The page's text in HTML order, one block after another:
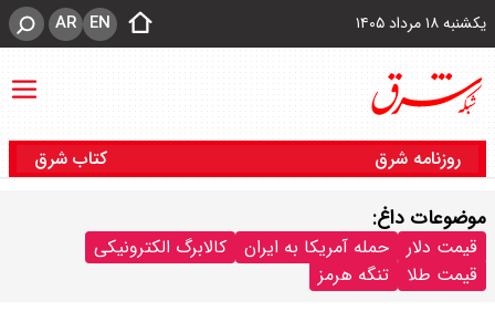
یکشنبه ۱۸ مرداد ۱۴۰۵ EN
AR
روزنامه شرق کتاب شرق
موضوعات داغ:
قیمت دلار حمله آمریکا به ایران
کالابرگ الکترونیکی
قیمت طلا
تنگه هرمز